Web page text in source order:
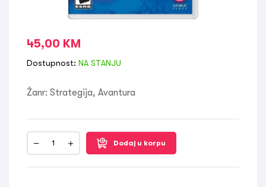
45,00 KM
Dostupnost: NA STANJU
Žanr: Strategija, Avantura
Dodaj u korpu